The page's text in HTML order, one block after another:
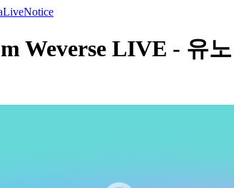
LiveNotice
Weverse LIVE - 유